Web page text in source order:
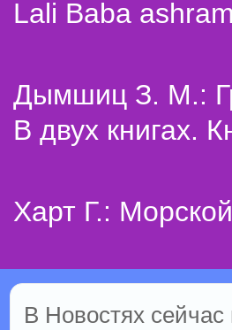
Lali Baba
Дымшиц З. М.:
В двух книгах.
Харт Г.:
В Новостях сейчас